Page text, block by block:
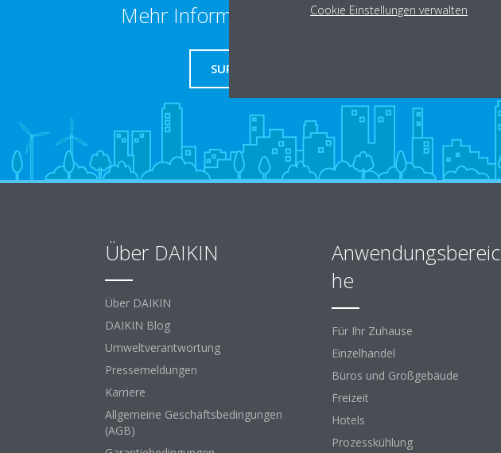
Mehr Information erhalten
SUPPORT
Über DAIKIN
Über DAIKIN
DAIKIN Blog
Umweltverantwortung
Pressemeldungen
Karriere
Allgemeine Geschäftsbedingungen
(AGB)
Anwendungsbereic
he
Für Ihr Zuhause
Einzelhandel
Büros und Großgebäude
Freizeit
Hotels
Prozesskühlung
Cookie Einstellungen verwalten